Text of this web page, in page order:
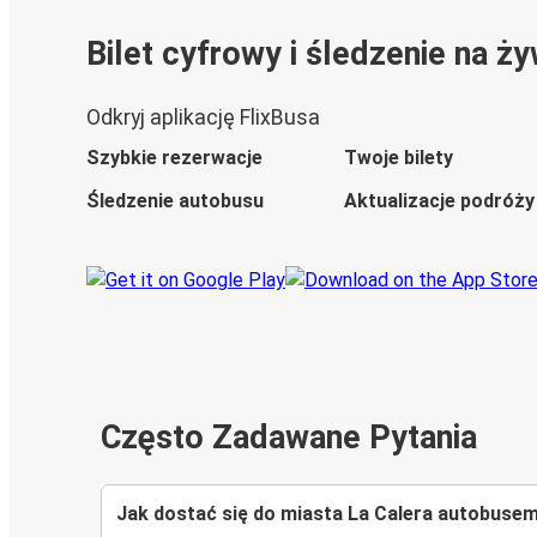
Bilet cyfrowy i śledzenie na
Odkryj aplikację FlixBusa
Szybkie rezerwacje
Twoje bilety
Śledzenie autobusu
Aktualizacje podróży
Często Zadawane Pytania
Jak dostać się do miasta La Calera